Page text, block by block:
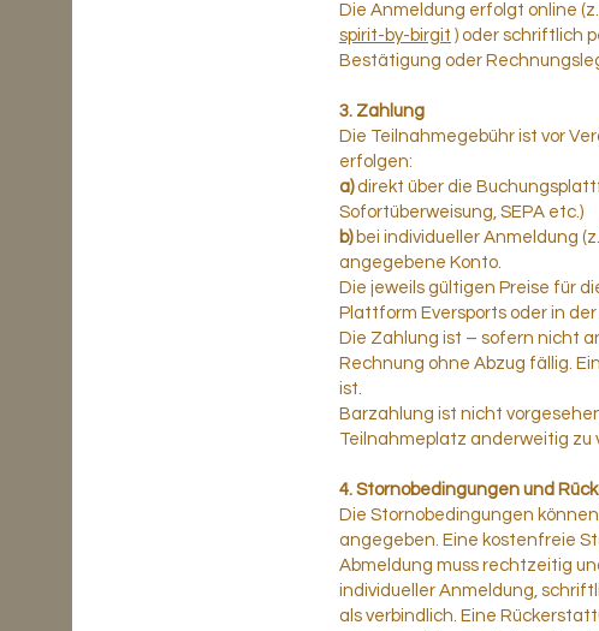
Die Anmeldung erfolgt online
spirit-by-birgit ) oder schriftlich
Bestätigung oder
3. Zahlung
Die Teilnahmegebühr ist vor
erfolgen:
a) direkt über die
Sofortüberweisung, SEPA etc.)
b) bei individueller Anmeldung
angegebene Konto.
Die jeweils gültigen Preise für
Plattform Eversports oder in
Die Zahlung ist – sofern nicht
Rechnung ohne Abzug fällig.
ist.
Barzahlung ist nicht
Teilnahmeplatz anderweitig zu
4. Stornobedingungen und
Die Stornobedingungen
angegeben. Eine kostenfreie
Abmeldung muss rechtzeitig
individueller Anmeldung,
als verbindlich. Eine